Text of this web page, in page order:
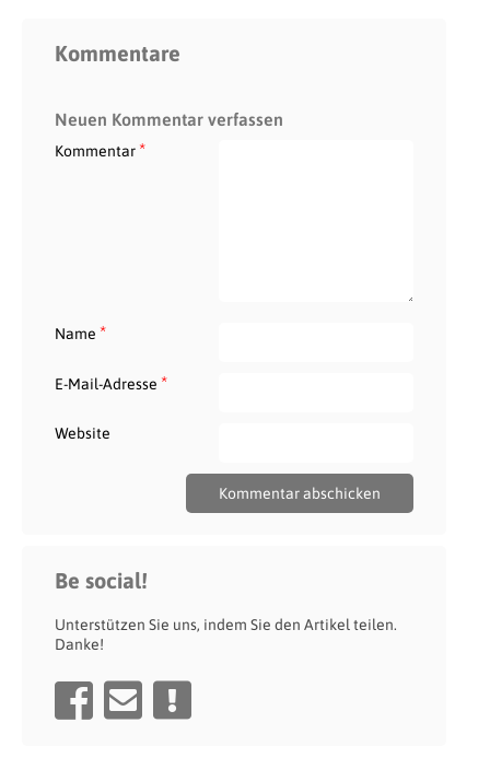
Kommentare
Neuen Kommentar verfassen
Kommentar*
Name *
E-Mail-Adresse *
Website
Be social!
Unterstützen Sie uns, indem Sie den Artikel teilen.
Danke!